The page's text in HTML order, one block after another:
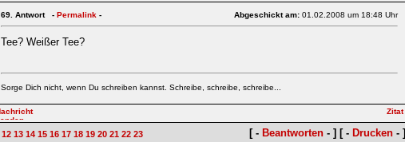
69. Antwort - Permalink - Abgeschickt am: 01.02.2008 um 18:48 Uhr
Tee? Weißer Tee?
Sorge Dich nicht, wenn Du schreiben kannst. Schreibe, schreibe, schreibe...
12 13 14 15 16 17 18 19 20 21 22 23 [ - Beantworten - ] [ - Drucken - ]